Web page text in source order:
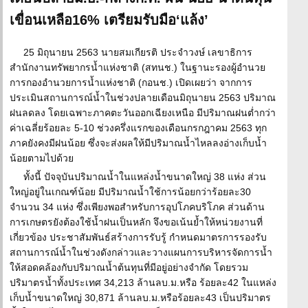
เขื่อนเหลือ16% เตรียมรับมือ‘แล้ง’
25 มิถุนายน 2563 นายสมเกียรติ ประจำวงษ์ เลขาธิการ
สำนักงานทรัพยากรน้ำแห่งชาติ (สทนช.) ในฐานะรองผู้อำนวย
การกองอำนวยการน้ำแห่งชาติ (กอนช.) เปิดเผยว่า จากการ
ประเมินสถานการณ์น้ำในช่วงปลายเดือนมิถุนายน 2563 ปริมาณ
ฝนลดลง โดยเฉพาะภาคตะวันออกเฉียงเหนือ มีปริมาณฝนต่ำกว่า
ค่าเฉลี่ยร้อยละ 5-10 ช่วงครึ่งแรกของเดือนกรกฎาคม 2563 ทุก
ภาคยังคงมีฝนน้อย ซึ่งจะส่งผลให้มีปริมาณน้ำไหลลงอ่างเก็บน้ำ
น้อยตามไปด้วย
ทั้งนี้ ปัจจุบันปริมาณน้ำในแหล่งน้ำขนาดใหญ่ 38 แห่ง ส่วน
ใหญ่อยู่ในเกณฑ์น้อย มีปริมาณน้ำใช้การน้อยกว่าร้อยละ30
จำนวน 34 แห่ง ซึ่งเพียงพอสำหรับการอุปโภคบริโภค ส่วนด้าน
การเกษตรยังต้องใช้น้ำฝนเป็นหลัก จึงขอเน้นย้ำให้หน่วยงานที่
เกี่ยวข้อง ประชาสัมพันธ์สร้างการรับรู้ กำหนดมาตรการรองรับ
สถานการณ์น้ำในช่วงดังกล่าวและวางแผนการบริหารจัดการน้ำ
ให้สอดคล้องกับปริมาณน้ำต้นทุนที่มีอยู่อย่างจำกัด โดยรวม
ปริมาตรน้ำทั้งประเทศ 34,213 ล้านลบ.ม.หรือ ร้อยละ42 ในแหล่ง
เก็บน้ำขนาดใหญ่ 30,871 ล้านลบ.ม.หรือร้อยละ43 เป็นปริมาตร